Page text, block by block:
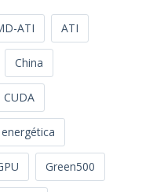
ATI ATI
China
CUDA
Green500